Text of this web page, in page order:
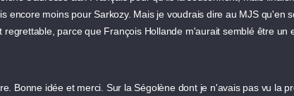
encore moins pour Sarkozy. Mais je voudrais dire au MJS
regrettable, parce que François Hollande m'aurait semblé être un
Bonne idée et merci. Sur la Ségolène dont je n'avais pas vu la